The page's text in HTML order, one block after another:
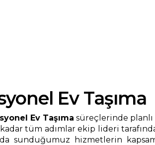
Ev Taşıma
Ev Taşıma süreçlerinde planlı
kadar tüm adımlar ekip lideri
sunduğumuz hizmetlerin